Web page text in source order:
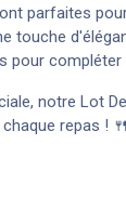
parfaites
touche
pour
notre Lot
repas !